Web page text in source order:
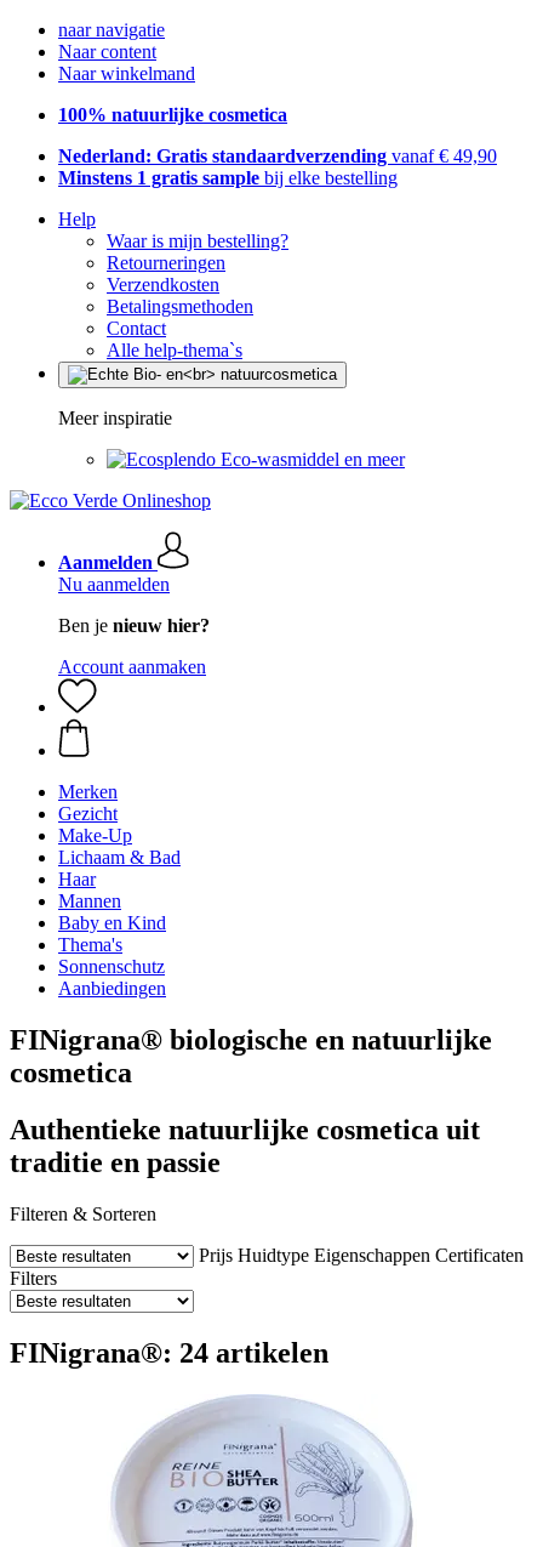
naar navigatie
Naar content
Naar winkelmand
100% natuurlijke cosmetica
Nederland: Gratis standaardverzending vanaf € 49,90
Minstens 1 gratis sample bij elke bestelling
Help
Waar is mijn bestelling?
Retourneringen
Verzendkosten
Betalingsmethoden
Contact
Alle help-thema`s
Meer inspiratie
Eco-wasmiddel en meer
Aanmelden
Nu aanmelden
Ben je nieuw hier?
Account aanmaken
Merken
Gezicht
Make-Up
Lichaam & Bad
Haar
Mannen
Baby en Kind
Thema's
Sonnenschutz
Aanbiedingen
FINigrana® biologische en natuurlijke
cosmetica
Authentieke natuurlijke cosmetica uit
traditie en passie
Filteren & Sorteren
Prijs Huidtype Eigenschappen Certificaten
Filters
FINigrana®: 24 artikelen